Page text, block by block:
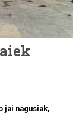
jai nagusiak,